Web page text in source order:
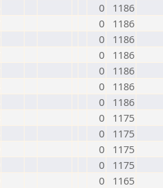
0
1186
0
1186
0
1186
0
1186
0
1186
0
1186
0
1186
0
1175
0
1175
0
1175
0
1175
0
1165